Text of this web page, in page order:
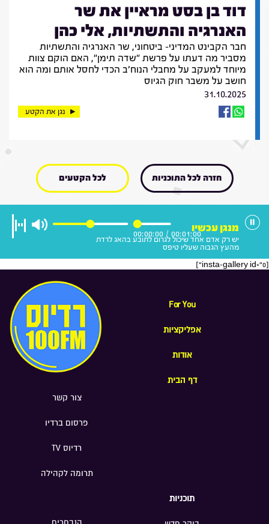
דוד בן בסט מראיין את שר
האנרגיה והתשתיות, אלי כהן
חבר הקבינט המדיני- ביטחוני, שר האנרגיה והתשתיות
מסביר מה דעתו על פרשת "שדה תימן", האם הוקם צוות
מיוחד למעקב על מחבלי הנוח'ב הכדי לחסל אותם ומה הוא
חושב על משבר חוק הגיוס
31.10.2025
נגן את הקטע
חזרה לכל התוכניות לכל הקטעים
00:01:00
/
00:00:00
מנגן עכשיו
יש רק אדם אחד שיכול לגרום לתובע בהאג לרדת
מהעץ הגבוה שעליו טיפס
[insta-gallery id="0"]
For You
אפליקציות
אודות
דף הבית
צור קשר
פרסום ברדיו
רדיוס TV
תרומה לקהילה
תוכניות